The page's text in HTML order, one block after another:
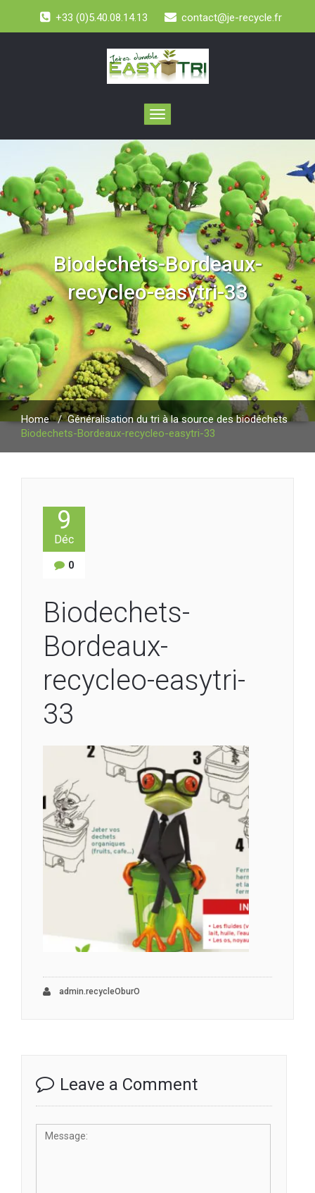
+33 (0)5.40.08.14.13 contact@je-recycle.fr
Toggle
navigation
Biodechets-Bordeaux-
recycleo-easytri-33
Home/Généralisation du tri à la source des biodéchets
Biodechets-Bordeaux-recycleo-easytri-33
9
Déc
0
Biodechets-
Bordeaux-
recycleo-easytri-
33
admin.recycleOburO
Leave a Comment